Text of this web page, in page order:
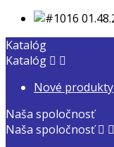
Katalóg
Katalóg  
Nové produkty
Naša spoločnosť
Naša spoločnosť  